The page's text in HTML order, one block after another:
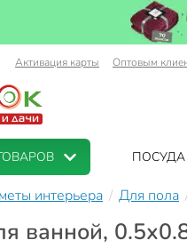
Активация карты Оптовым
ПОСУДА
интерьера Для пола
ванной,